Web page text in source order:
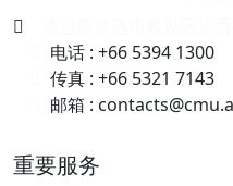
电话 : +66 5394 1300
传真 : +66 5321 7143
邮箱 :
重要服务